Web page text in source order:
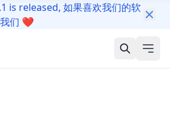
is released, 如果喜欢我们的软
们 ❤️